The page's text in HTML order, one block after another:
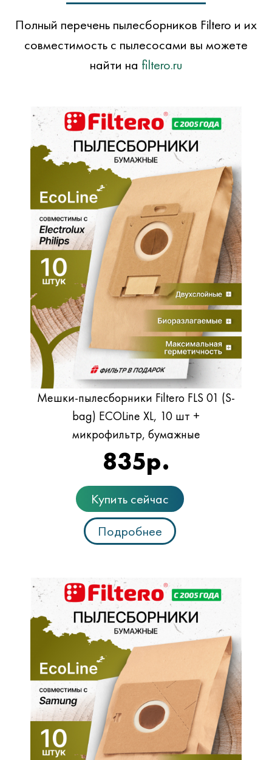
Полный перечень пылесборников Filtero и их
совместимость с пылесосами вы можете
найти на filtero.ru
Мешки-пылесборники Filtero FLS 01 (S-
bag) ECOLine XL, 10 шт +
микрофильтр, бумажные
835р.
Купить сейчас
Подробнее